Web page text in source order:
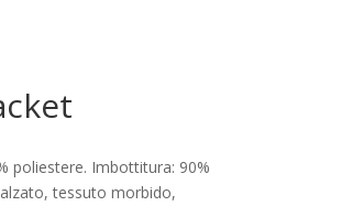
poliestere. Imbottitura: 90%
tessuto morbido,